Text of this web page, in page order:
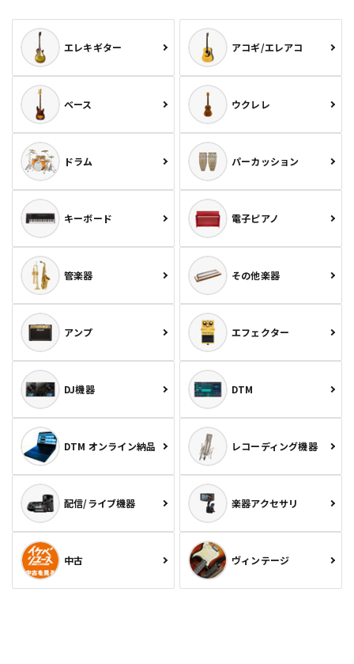
エレキギター アコギ/エレアコ
ベース ウクレレ
ドラム パーカッション
キーボード 電子ピアノ
管楽器 その他楽器
アンプ エフェクター
DJ機器 DTM
DTM オンライン納品 レコーディング機器
配信/ライブ機器 楽器アクセサリ
中古 ヴィンテージ